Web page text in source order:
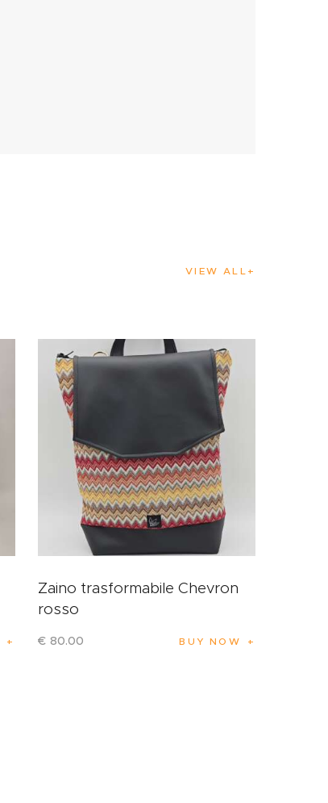
VIEW ALL
Zaino trasformabile Chevron
rosso
€ 80.00 BUY NOW